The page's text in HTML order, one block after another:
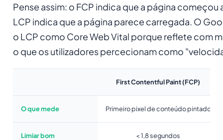
Pense assim: o FCP indica que a página começou
LCP indica que a página parece carregada. O
o LCP como Core Web Vital porque reflete com
o que os utilizadores percecionam como
First Contentful Paint (FCP)
O que mede Primeiro pixel de conteúdo pintado
Limiar bom < 1,8 segundos